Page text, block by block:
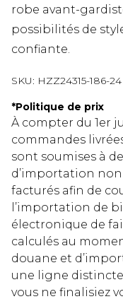
robe avant-
possibilités de
confiante.
SKU: HZZ24315-186-24
*Politique de prix
À compter du 1er
commandes
sont soumises à
d’importation non
facturés afin de
l’importation de
électronique de
calculés au
douane et
une ligne
vous ne finalisiez